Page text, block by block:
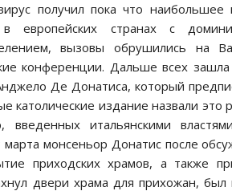
получил пока что наибольшее
в европейских странах с
вызовы обрушились на
конференции. Дальше всех
Де Донатиса, который
католические издание назвали
введенных итальянскими
монсеньор Донатис после
приходских храмов, а также
двери храма для прихожан,